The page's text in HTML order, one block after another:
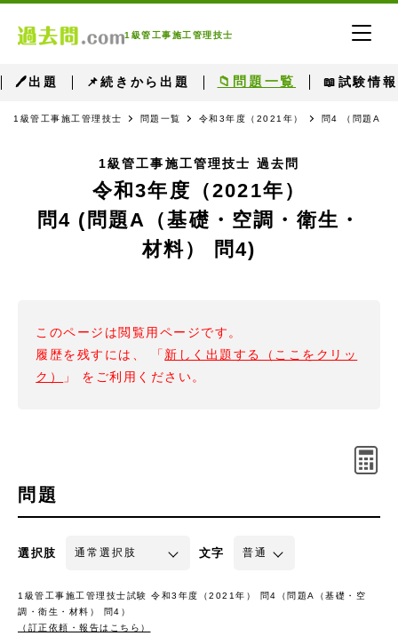
1級管工事施工管理技士
🖊出題 📌続きから出題 📁問題一覧 📖試験情報
1級管工事施工管理技士 問題一覧 令和3年度（2021年） 問4 （問題A（
1級管工事施工管理技士 過去問
令和3年度（2021年）
問4 (問題A（基礎・空調・衛生・
材料） 問4)
このページは閲覧用ページです。
履歴を残すには、 「 新しく出題する（ここをクリッ
ク）
」 をご利用ください。
問題
選択肢 文字
1級管工事施工管理技士試験 令和3年度（2021年） 問4（問題A（基礎・空
調・衛生・材料） 問4）
（訂正依頼・報告はこちら）